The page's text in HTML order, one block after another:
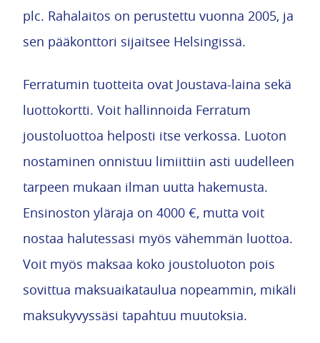
plc. Rahalaitos on perustettu vuonna 2005, ja
sen pääkonttori sijaitsee Helsingissä.
Ferratumin tuotteita ovat Joustava-laina sekä
luottokortti. Voit hallinnoida Ferratum
joustoluottoa helposti itse verkossa. Luoton
nostaminen onnistuu limiittiin asti uudelleen
tarpeen mukaan ilman uutta hakemusta.
Ensinoston yläraja on 4000 €, mutta voit
nostaa halutessasi myös vähemmän luottoa.
Voit myös maksaa koko joustoluoton pois
sovittua maksuaikataulua nopeammin, mikäli
maksukyvyssäsi tapahtuu muutoksia.